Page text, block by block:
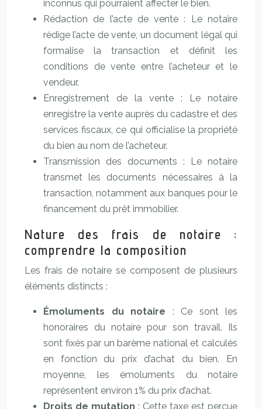
inconnus qui pourraient affecter le bien.
Rédaction de l’acte de vente : Le notaire
rédige l’acte de vente, un document légal qui
formalise la transaction et définit les
conditions de vente entre l’acheteur et le
vendeur.
Enregistrement de la vente : Le notaire
enregistre la vente auprès du cadastre et des
services fiscaux, ce qui officialise la propriété
du bien au nom de l’acheteur.
Transmission des documents : Le notaire
transmet les documents nécessaires à la
transaction, notamment aux banques pour le
financement du prêt immobilier.
Nature des frais de notaire :
comprendre la composition
Les frais de notaire se composent de plusieurs
éléments distincts :
Émoluments du notaire : Ce sont les
honoraires du notaire pour son travail. Ils
sont fixés par un barème national et calculés
en fonction du prix d’achat du bien. En
moyenne, les émoluments du notaire
représentent environ 1% du prix d’achat.
Droits de mutation : Cette taxe est perçue